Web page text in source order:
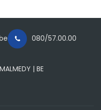
080/57.00.00
| BE